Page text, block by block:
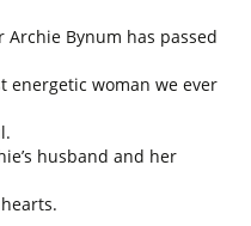
Bynum has passed
energetic woman we ever
husband and her